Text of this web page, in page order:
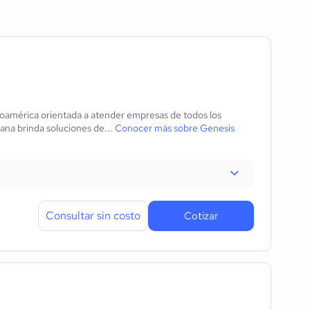
orientada a atender empresas de todos los
brinda soluciones de... Conocer más sobre Genesis
Consultar sin costo Cotizar